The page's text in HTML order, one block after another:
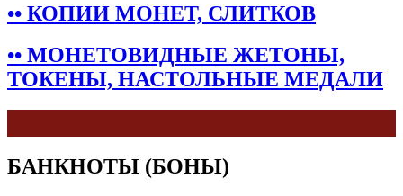
•• КОПИИ МОНЕТ, СЛИТКОВ
•• МОНЕТОВИДНЫЕ ЖЕТОНЫ,
ТОКЕНЫ, НАСТОЛЬНЫЕ МЕДАЛИ
БАНКНОТЫ (БОНЫ)